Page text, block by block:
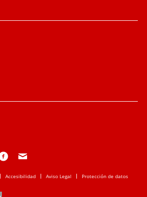
Accesibilidad Aviso Legal Protección de datos